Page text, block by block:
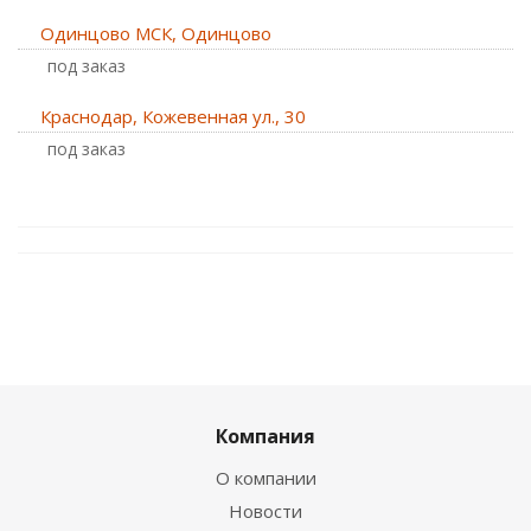
Одинцово МСК, Одинцово
Под заказ
Краснодар, Кожевенная ул., 30
Под заказ
Компания
О компании
Новости